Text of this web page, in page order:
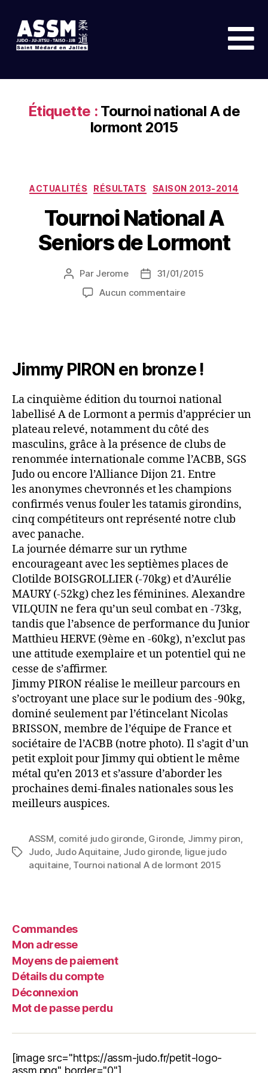
Étiquette : Tournoi national A de
lormont 2015
ACTUALITÉS RÉSULTATS SAISON 2013-2014
Tournoi National A
Seniors de Lormont
Par Jerome
31/01/2015
Aucun commentaire
Jimmy PIRON en bronze !
La cinquième édition du tournoi national
labellisé A de Lormont a permis d’apprécier un
plateau relevé, notamment du côté des
masculins, grâce à la présence de clubs de
renommée internationale comme l’ACBB, SGS
Judo ou encore l’Alliance Dijon 21. Entre
les anonymes chevronnés et les champions
confirmés venus fouler les tatamis girondins,
cinq compétiteurs ont représenté notre club
avec panache.
La journée démarre sur un rythme
encourageant avec les septièmes places de
Clotilde BOISGROLLIER (-70kg) et d’Aurélie
MAURY (-52kg) chez les féminines. Alexandre
VILQUIN ne fera qu’un seul combat en -73kg,
tandis que l’absence de performance du Junior
Matthieu HERVE (9ème en -60kg), n’exclut pas
une attitude exemplaire et un potentiel qui ne
cesse de s’affirmer.
Jimmy PIRON réalise le meilleur parcours en
s’octroyant une place sur le podium des -90kg,
dominé seulement par l’étincelant Nicolas
BRISSON, membre de l’équipe de France et
sociétaire de l’ACBB (notre photo). Il s’agit d’un
petit exploit pour Jimmy qui obtient le même
métal qu’en 2013 et s’assure d’aborder les
prochaines demi-finales nationales sous les
meilleurs auspices.
ASSM, comité judo gironde, Gironde, Jimmy piron,
Judo, Judo Aquitaine, Judo gironde, ligue judo
aquitaine, Tournoi national A de lormont 2015
Commandes
Mon adresse
Moyens de paiement
Détails du compte
Déconnexion
Mot de passe perdu
[image src="https://assm-judo.fr/petit-logo-